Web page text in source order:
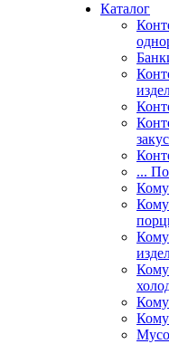
Каталог
...